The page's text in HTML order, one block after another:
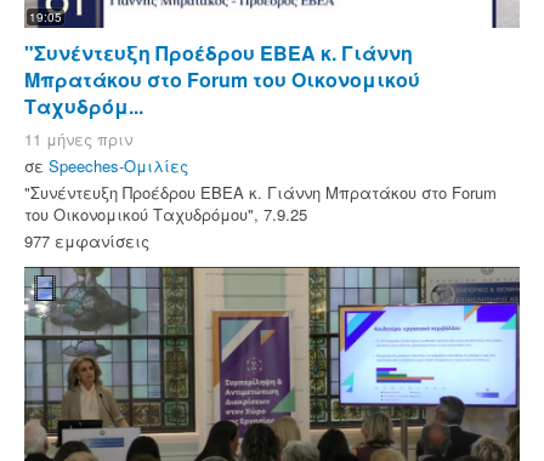
19:05
"Συνέντευξη Προέδρου ΕΒΕΑ κ. Γιάννη
Μπρατάκου στο Forum του Οικονομικού
Ταχυδρόμ...
11 μήνες πριν
σε Speeches-Ομιλίες
"Συνέντευξη Προέδρου ΕΒΕΑ κ. Γιάννη Μπρατάκου στο Forum
του Οικονομικού Ταχυδρόμου", 7.9.25
977 εμφανίσεις